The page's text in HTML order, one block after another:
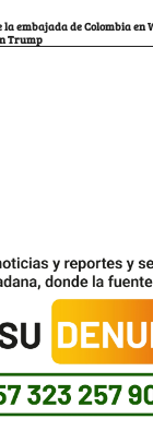
la embajada de Colombia en
Trump